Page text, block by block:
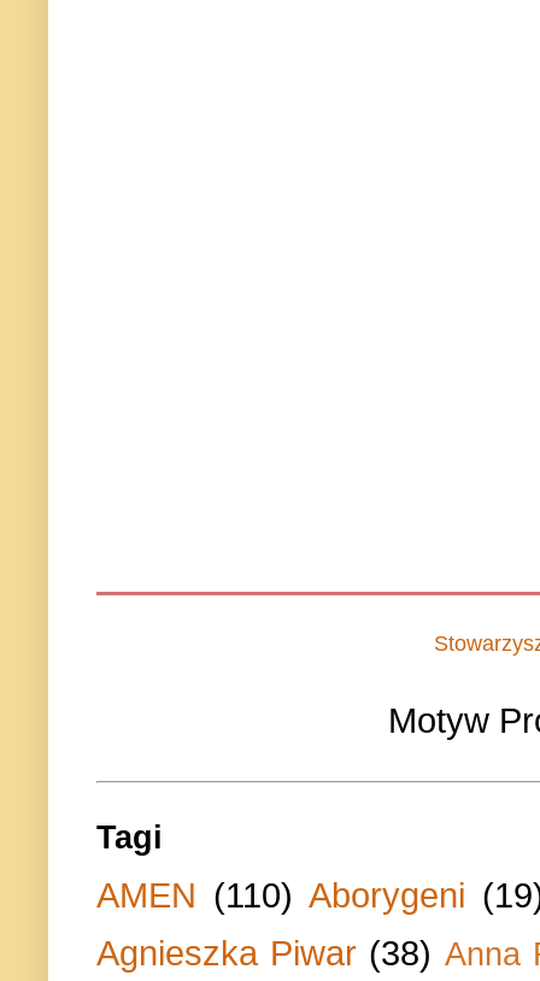
Motyw
Tagi
AMEN (110) Aborygeni
Agnieszka Piwar (38) Anna